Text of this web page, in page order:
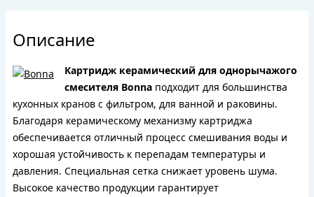
Описание
Картридж керамический для однорычажого
смесителя Bonna подходит для большинства
кухонных кранов с фильтром, для ванной и раковины.
Благодаря керамическому механизму картриджа
обеспечивается отличный процесс смешивания воды и
хорошая устойчивость к перепадам температуры и
давления. Специальная сетка снижает уровень шума.
Высокое качество продукции гарантирует